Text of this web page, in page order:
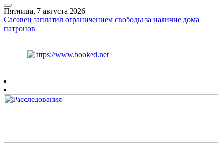
Пятница, 7 августа 2026
Сасовец заплатил ограничением свободы за наличие дома
патронов